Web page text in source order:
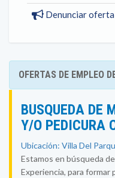
Denunciar oferta
OFERTAS DE EMPLEO
BUSQUEDA DE
Y/O PEDICURA
Ubicación: Villa Del
Estamos en búsqueda
Experiencia, para